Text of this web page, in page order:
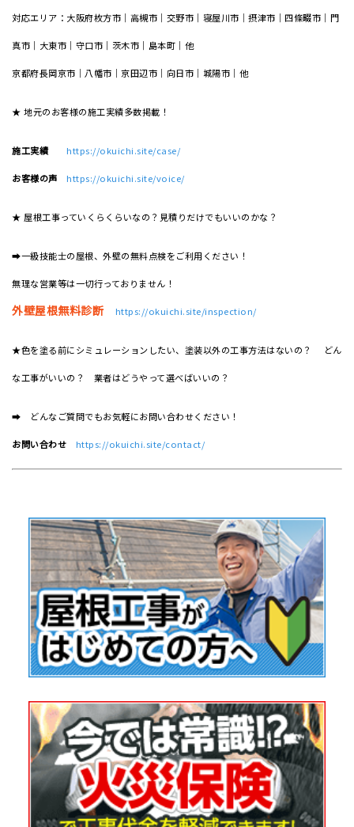
対応エリア：大阪府枚方市｜高槻市｜交野市｜寝屋川市｜摂津市｜四條畷市｜門
真市｜大東市｜守口市｜茨木市｜島本町｜他
京都府長岡京市｜八幡市｜京田辺市｜向日市｜城陽市｜他
★ 地元のお客様の施工実績多数掲載！
施工実績 https://okuichi.site/case/
お客様の声 https://okuichi.site/voice/
★ 屋根工事っていくらくらいなの？見積りだけでもいいのかな？
➡一級技能士の屋根、外壁の無料点検をご利用ください！
無理な営業等は一切行っておりません！
外壁屋根無料診断 https://okuichi.site/inspection/
★色を塗る前にシミュレーションしたい、塗装以外の工事方法はないの？ どん
な工事がいいの？ 業者はどうやって選べばいいの？
➡ どんなご質問でもお気軽にお問い合わせください！
お問い合わせ https://okuichi.site/contact/